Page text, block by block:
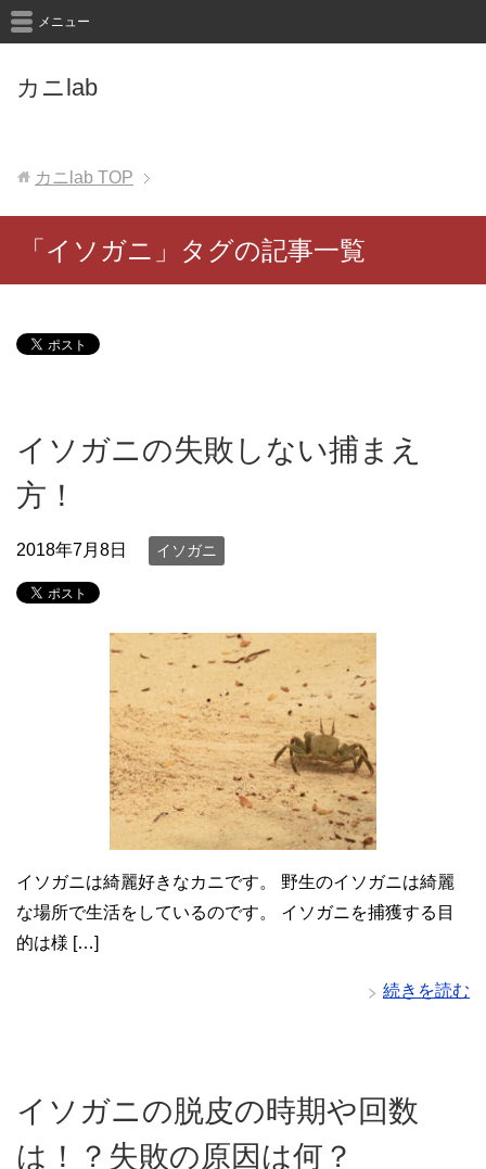
カニlab
メニュー
カニlab TOP
「イソガニ」タグの記事一覧
イソガニの失敗しない捕まえ
方！
2018年7月8日 イソガニ
イソガニは綺麗好きなカニです。 野生のイソガニは綺麗
な場所で生活をしているのです。 イソガニを捕獲する目
的は様 […]
続きを読む
イソガニの脱皮の時期や回数
は！？失敗の原因は何？